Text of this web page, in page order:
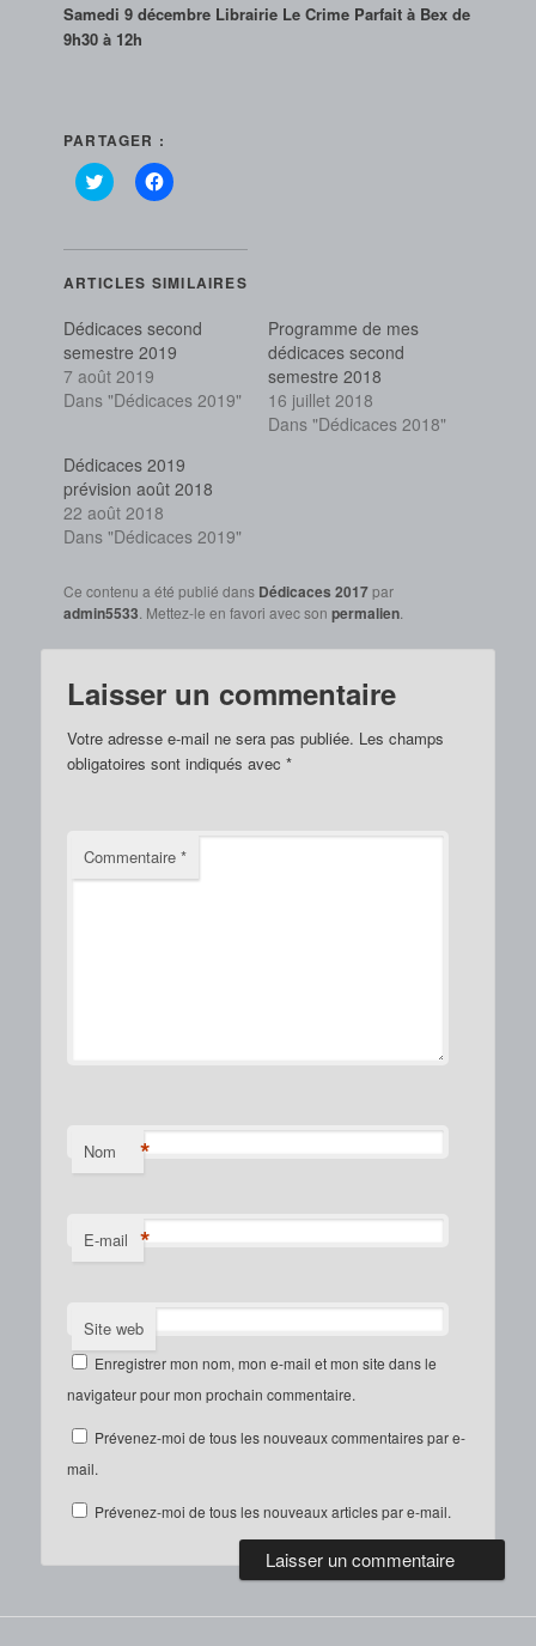
Samedi 9 décembre Librairie Le Crime Parfait à Bex de
9h30 à 12h
PARTAGER :
Cliquez
pour
dans
nouvelle
Cliquez
pour
dans
nouvelle
ARTICLES SIMILAIRES
Dédicaces second
semestre 2019
7 août 2019
Dans "Dédicaces 2019"
Programme de mes
dédicaces second
semestre 2018
16 juillet 2018
Dans "Dédicaces 2018"
Dédicaces 2019
prévision août 2018
22 août 2018
Dans "Dédicaces 2019"
Ce contenu a été publié dans Dédicaces 2017par
admin5533 . Mettez-le en favori avec sonpermalien
Laisser un commentaire
Votre adresse e-mail ne sera pas publiée. Les champs
obligatoires sont indiqués avec*
Commentaire*
Nom *
E-mail *
Site web
Enregistrer mon nom, mon e-mail et mon site dans le
navigateur pour mon prochain commentaire.
Prévenez-moi de tous les nouveaux commentaires par e-
mail.
Prévenez-moi de tous les nouveaux articles par e-mail.